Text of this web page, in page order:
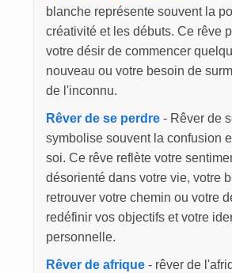
blanche représente souvent la
créativité et les débuts. Ce rêve
votre désir de commencer
nouveau ou votre besoin de
de l'inconnu.
Rêver de se perdre- Rêver de
symbolise souvent la confusion
soi. Ce rêve reflète votre
désorienté dans votre vie, votre
retrouver votre chemin ou votre
redéfinir vos objectifs et votre
personnelle.
Rêver de afrique- rêver de